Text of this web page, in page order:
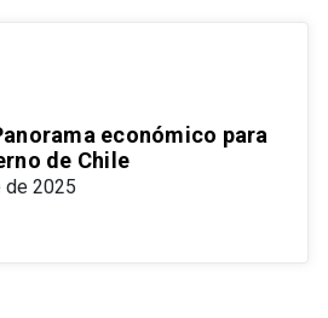
económico para
de Chile
de 2025